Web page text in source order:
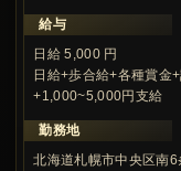
給与
日給 5,000 円
日給+歩合給+各種賞金
+1,000~5,000円支給
勤務地
北海道札幌市中央区南